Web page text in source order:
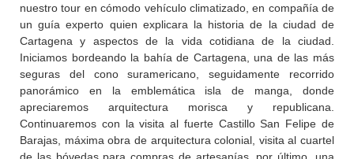
nuestro tour en cómodo vehículo climatizado, en compañía de
un guía experto quien explicara la historia de la ciudad de
Cartagena y aspectos de la vida cotidiana de la ciudad.
Iniciamos bordeando la bahía de Cartagena, una de las más
seguras del cono suramericano, seguidamente recorrido
panorámico en la emblemática isla de manga, donde
apreciaremos arquitectura morisca y republicana.
Continuaremos con la visita al fuerte Castillo San Felipe de
Barajas, máxima obra de arquitectura colonial, visita al cuartel
de las bóvedas para compras de artesanías, por último, una